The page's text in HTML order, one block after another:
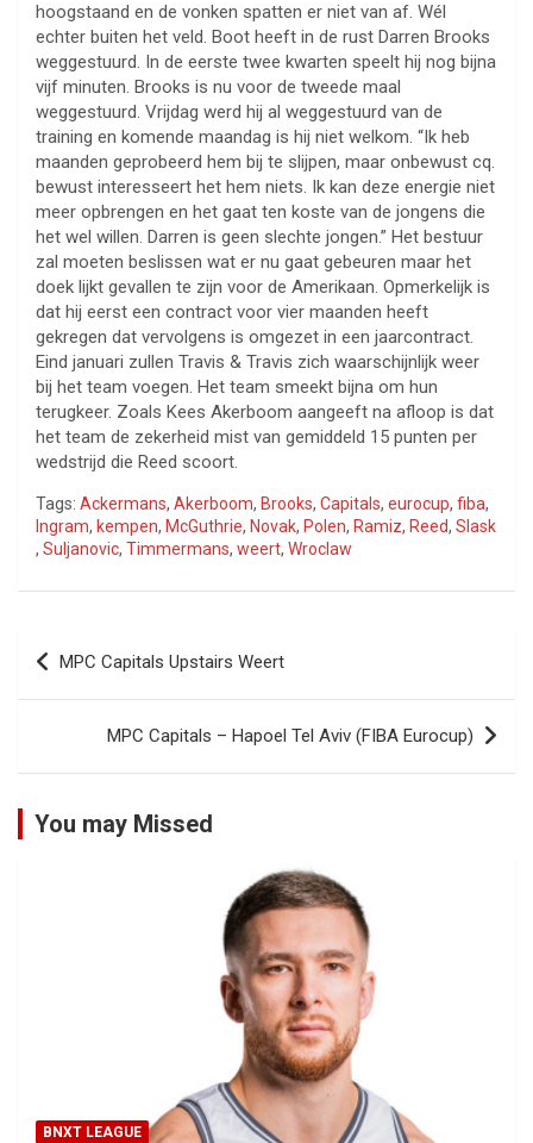
hoogstaand en de vonken spatten er niet van af. Wél
echter buiten het veld. Boot heeft in de rust Darren Brooks
weggestuurd. In de eerste twee kwarten speelt hij nog bijna
vijf minuten. Brooks is nu voor de tweede maal
weggestuurd. Vrijdag werd hij al weggestuurd van de
training en komende maandag is hij niet welkom. “Ik heb
maanden geprobeerd hem bij te slijpen, maar onbewust cq.
bewust interesseert het hem niets. Ik kan deze energie niet
meer opbrengen en het gaat ten koste van de jongens die
het wel willen. Darren is geen slechte jongen.” Het bestuur
zal moeten beslissen wat er nu gaat gebeuren maar het
doek lijkt gevallen te zijn voor de Amerikaan. Opmerkelijk is
dat hij eerst een contract voor vier maanden heeft
gekregen dat vervolgens is omgezet in een jaarcontract.
Eind januari zullen Travis & Travis zich waarschijnlijk weer
bij het team voegen. Het team smeekt bijna om hun
terugkeer. Zoals Kees Akerboom aangeeft na afloop is dat
het team de zekerheid mist van gemiddeld 15 punten per
wedstrijd die Reed scoort.
Tags: Ackermans, Akerboom, Brooks, Capitals, eurocup, fiba,
Ingram, kempen, McGuthrie, Novak, Polen, Ramiz, Reed, Slask
, Suljanovic, Timmermans, weert, Wroclaw
Bericht
navigatie
MPC Capitals Upstairs Weert
MPC Capitals – Hapoel Tel Aviv (FIBA Eurocup)
You may Missed
BNXT LEAGUE